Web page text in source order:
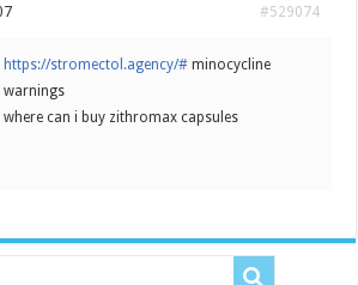
#529074
https://stromectol.agency/# minocycline
warnings
where can i buy zithromax capsules